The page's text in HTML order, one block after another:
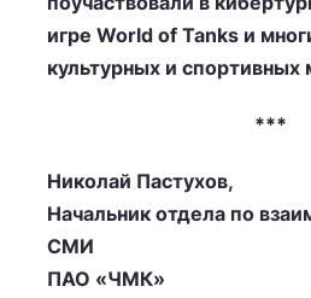
игре World of Tanks и
культурных и спортивных
***
Николай Пастухов,
Начальник отдела по
СМИ
ПАО «ЧМК»